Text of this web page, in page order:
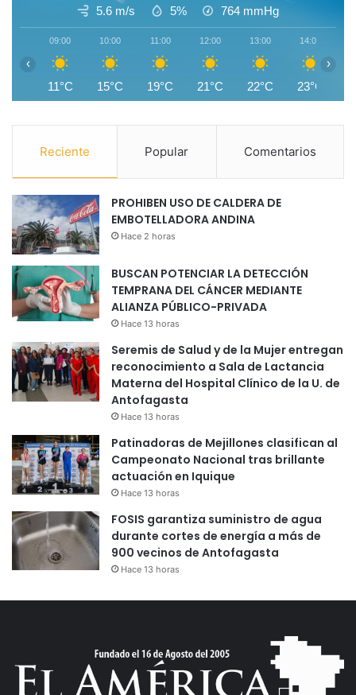
5.6 m/s 5% 764 mmHg
09:00
11°C
10:00
15°C
11:00
19°C
12:00
21°C
13:00
22°C
14:00
23°C
‹ ›
Reciente Popular Comentarios
PROHIBEN USO DE CALDERA DE
EMBOTELLADORA ANDINA
Hace 2 horas
BUSCAN POTENCIAR LA DETECCIÓN
TEMPRANA DEL CÁNCER MEDIANTE
ALIANZA PÚBLICO-PRIVADA
Hace 13 horas
Seremis de Salud y de la Mujer entregan
reconocimiento a Sala de Lactancia
Materna del Hospital Clínico de la U. de
Antofagasta
Hace 13 horas
Patinadoras de Mejillones clasifican al
Campeonato Nacional tras brillante
actuación en Iquique
Hace 13 horas
FOSIS garantiza suministro de agua
durante cortes de energía a más de
900 vecinos de Antofagasta
Hace 13 horas